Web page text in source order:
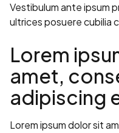
Vestibulum ante ipsum
ultrices posuere cubilia
Lorem
amet,
adipiscing
Lorem ipsum dolor sit